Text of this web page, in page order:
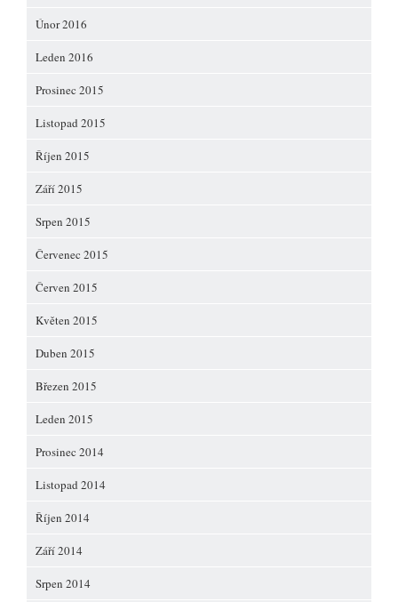
Únor 2016
Leden 2016
Prosinec 2015
Listopad 2015
Říjen 2015
Září 2015
Srpen 2015
Červenec 2015
Červen 2015
Květen 2015
Duben 2015
Březen 2015
Leden 2015
Prosinec 2014
Listopad 2014
Říjen 2014
Září 2014
Srpen 2014